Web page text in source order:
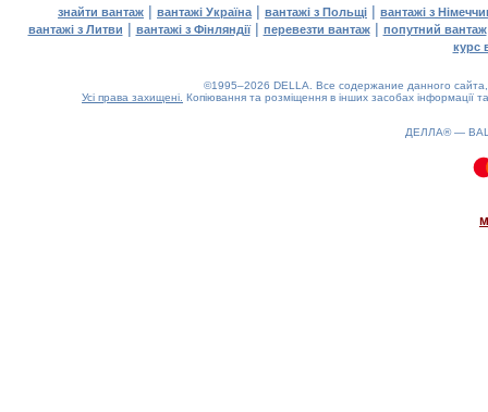
знайти вантаж | вантажі Україна | вантажі з Польщі | вантажі з
вантажі з Литви | вантажі з Фінляндії| перевезти вантаж| попутний вантаж
курс
©1995–2026 DELLA. Все содержание данного
Усі права захищені. Копіювання та розміщення в інших засобах інформації
ДЕЛЛА® —